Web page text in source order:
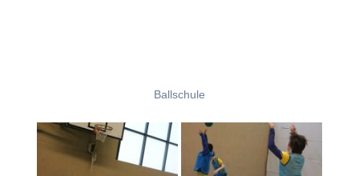
Ballschule